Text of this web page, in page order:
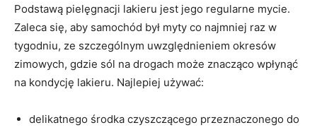
Podstawą pielęgnacji lakieru jest jego regularne mycie.
Zaleca się, aby samochód był myty co najmniej raz w
tygodniu, ze szczególnym uwzględnieniem okresów
zimowych, gdzie sól na drogach może znacząco wpłynąć
na kondycję lakieru. Najlepiej używać:
delikatnego środka czyszczącego przeznaczonego do